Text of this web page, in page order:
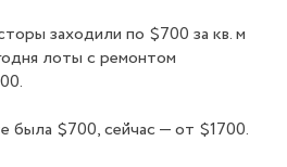
заходили по $700 за кв. м
лоты с ремонтом
была $700, сейчас — от $1700.